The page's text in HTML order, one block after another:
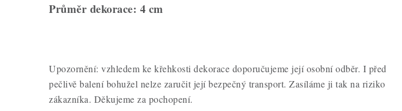
Průměr dekorace: 4 cm
Upozornění: vzhledem ke křehkosti dekorace doporučujeme její osobní odběr. I před
pečlivě balení bohužel nelze zaručit její bezpečný transport. Zasíláme ji tak na riziko
zákazníka. Děkujeme za pochopení.